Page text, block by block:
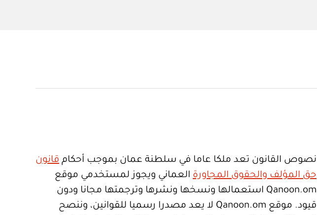
نصوص القانون تعد ملكا عاما في سلطنة عمان بموجب أحكام قانون
حق المؤلف والحقوق المجاورة العماني ويجوز لمستخدمي موقع
Qanoon.om استعمالها ونسخها ونشرها وترجمتها مجانا ودون
قيود. موقع Qanoon.om لا يعد مصدرا رسميا للقوانين، وننصح